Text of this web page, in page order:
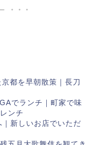
都を早朝散策｜長刀
でランチ｜町家で味
ンチ
｜新しいお店でいただ